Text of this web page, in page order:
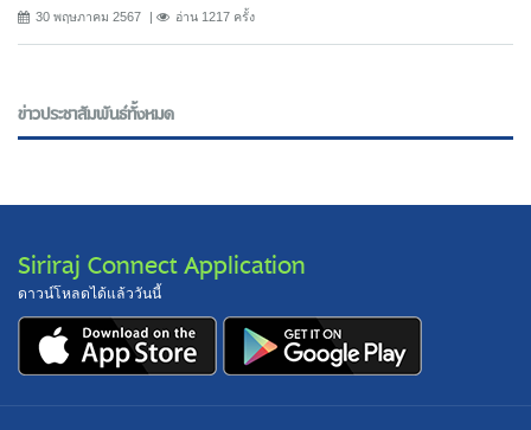
30 พฤษภาคม 2567 อ่าน 1217 ครั้ง
ข่าวประชาสัมพันธ์ทั้งหมด
Siriraj Connect Application
ดาวน์โหลดได้แล้ววันนี้